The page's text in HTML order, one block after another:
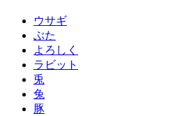
ウサギ
ぶた
よろしく
ラビット
兎
兔
豚